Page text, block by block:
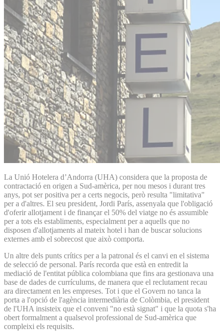
La Unió Hotelera d’Andorra (UHA) considera que la proposta de
contractació en origen a Sud-amèrica, per nou mesos i durant tres
anys, pot ser positiva per a certs negocis, però resulta "limitativa"
per a d'altres. El seu president, Jordi París, assenyala que l'obligació
d'oferir allotjament i de finançar el 50% del viatge no és assumible
per a tots els establiments, especialment per a aquells que no
disposen d'allotjaments al mateix hotel i han de buscar solucions
externes amb el sobrecost que això comporta.
Un altre dels punts crítics per a la patronal és el canvi en el sistema
de selecció de personal. París recorda que està en entredit la
mediació de l'entitat pública colombiana que fins ara gestionava una
base de dades de currículums, de manera que el reclutament recau
ara directament en les empreses. Tot i que el Govern no tanca la
porta a l'opció de l'agència intermediària de Colòmbia, el president
de l'UHA insisteix que el conveni "no està signat" i que la quota s'ha
obert formalment a qualsevol professional de Sud-amèrica que
compleixi els requisits.